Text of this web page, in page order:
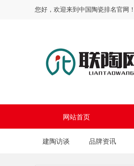
您好，欢迎来到中国陶瓷排名官网！
网站首页
建陶访谈 品牌资讯